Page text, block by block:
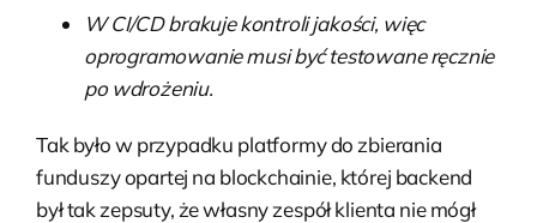
W CI/CD brakuje kontroli jakości, więc
oprogramowanie musi być testowane ręcznie
po wdrożeniu.
Tak było w przypadku platformy do zbierania
funduszy opartej na blockchainie, której backend
był tak zepsuty, że własny zespół klienta nie mógł